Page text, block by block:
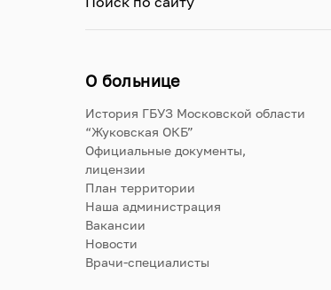
О больнице
История ГБУЗ Московской области
“Жуковская ОКБ”
Официальные документы,
лицензии
План территории
Наша администрация
Вакансии
Новости
Врачи-специалисты